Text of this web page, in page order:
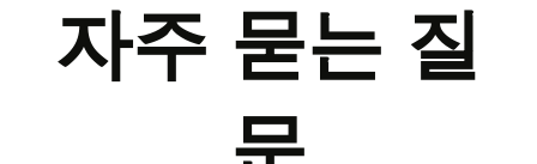
자주 묻는 질